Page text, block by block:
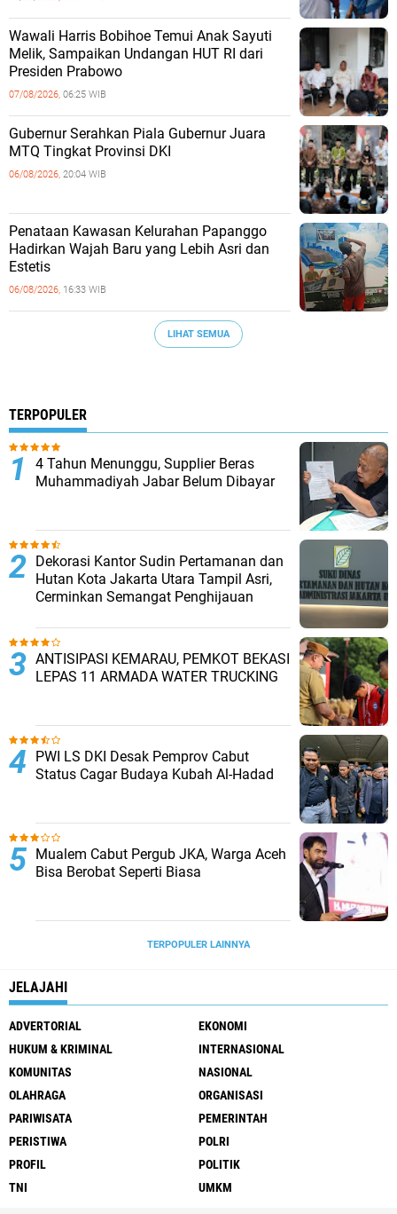
Wawali Harris Bobihoe Temui Anak Sayuti
Melik, Sampaikan Undangan HUT RI dari
Presiden Prabowo
07/08/2026, 06:25 WIB
Gubernur Serahkan Piala Gubernur Juara
MTQ Tingkat Provinsi DKI
06/08/2026, 20:04 WIB
Penataan Kawasan Kelurahan Papanggo
Hadirkan Wajah Baru yang Lebih Asri dan
Estetis
06/08/2026, 16:33 WIB
LIHAT SEMUA
TERPOPULER
4 Tahun Menunggu, Supplier Beras
Muhammadiyah Jabar Belum Dibayar
Dekorasi Kantor Sudin Pertamanan dan
Hutan Kota Jakarta Utara Tampil Asri,
Cerminkan Semangat Penghijauan
ANTISIPASI KEMARAU, PEMKOT BEKASI
LEPAS 11 ARMADA WATER TRUCKING
PWI LS DKI Desak Pemprov Cabut
Status Cagar Budaya Kubah Al-Hadad
Mualem Cabut Pergub JKA, Warga Aceh
Bisa Berobat Seperti Biasa
TERPOPULER LAINNYA
JELAJAHI
ADVERTORIAL
EKONOMI
HUKUM & KRIMINAL
INTERNASIONAL
KOMUNITAS
NASIONAL
OLAHRAGA
ORGANISASI
PARIWISATA
PEMERINTAH
PERISTIWA
POLRI
PROFIL
POLITIK
TNI
UMKM